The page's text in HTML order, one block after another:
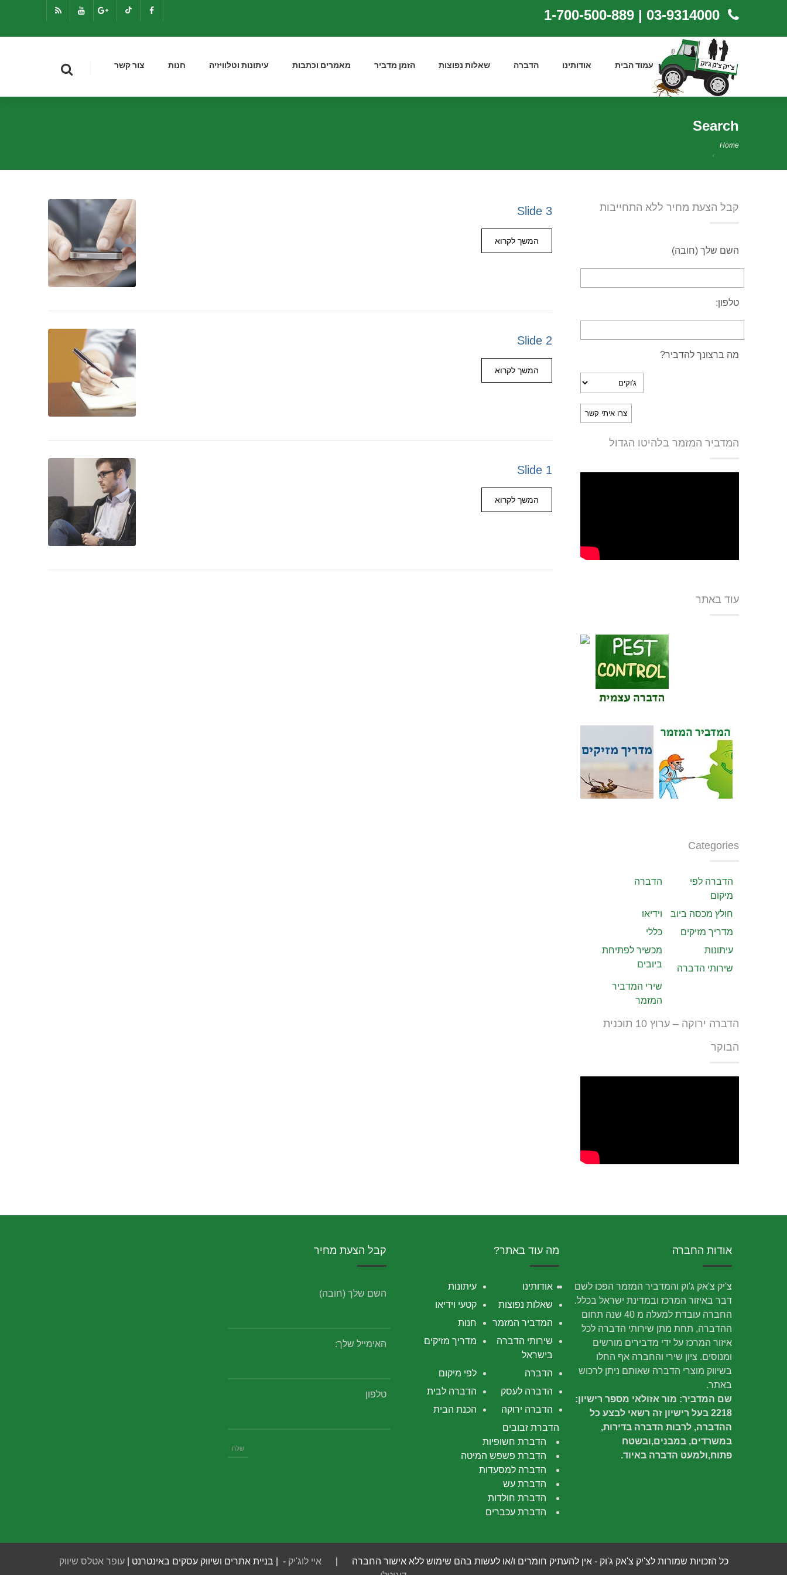
עמוד הבית אודותינו הדברה שאלות נפוצות הזמן מדביר מאמרים וכתבות עיתונות וטלוויזיה חנות צור קשר
Search
Home
Slide 3
המשך לקרוא
Slide 2
המשך לקרוא
Slide 1
המשך לקרוא
קבל הצעת מחיר ללא התחייבות
השם שלך (חובה)
טלפון:
מה ברצונך להדביר?
המדביר המזמר בלהיטו הגדול
עוד באתר
Categories
הדברה
הדברה לפי
מיקום
וידיאו
חולץ מכסה ביוב
כללי
מדריך מזיקים
מכשיר לפתיחת
ביובים
עיתונות
שירותי הדברה
שירי המדביר
המזמר
הדברה ירוקה – ערוץ 10 תוכנית
הבוקר
אודות החברה
צ'יק צ'אק ג'וק והמדביר המזמר הפכו לשם
דבר באיזור המרכז ובמדינת ישראל בכלל.
החברה עובדת למעלה מ 40 שנה תחום
ההדברה, תחת מתן שירותי הדברה לכל
איזור המרכז על ידי מדבירים מורשים
ומנוסים. ציון שירי והחברה אף החלו
בשיווק מוצרי הדברה שאותם ניתן לרכוש
באתר.
שם המדביר: מור אזולאי מספר רישיון:
2218 בעל רישיון זה רשאי לבצע כל
ההדברה, לרבות הדברה בדירות,
במשרדים, במבנים,ובשטח
פתוח,ולמעט הדברה באיוד.
מה עוד באתר?
עיתונות
אודותינו
קטעי וידיאו
שאלות נפוצות
חנות
המדביר המזמר
מדריך מזיקים
שירותי הדברה
בישראל
לפי מיקום
הדברה
הדברה לבית
הדברה לעסק
הכנת הבית
הדברה ירוקה
הדברת זבובים
הדברת חשופיות
הדברת פשפש המיטה
הדברה למסעדות
הדברת עש
הדברת חולדות
הדברת עכברים
קבל הצעת מחיר
השם שלך (חובה)
האימייל שלך:
טלפון
כל הזכויות שמורות לצ'יק צ'אק ג'וק - אין להעתיק חומרים ו/או לעשות בהם שימוש ללא אישור החברה |איי לוג'יק - | בניית אתרים ושיווק עסקים באינטרנט |עופר אטלס שיווק